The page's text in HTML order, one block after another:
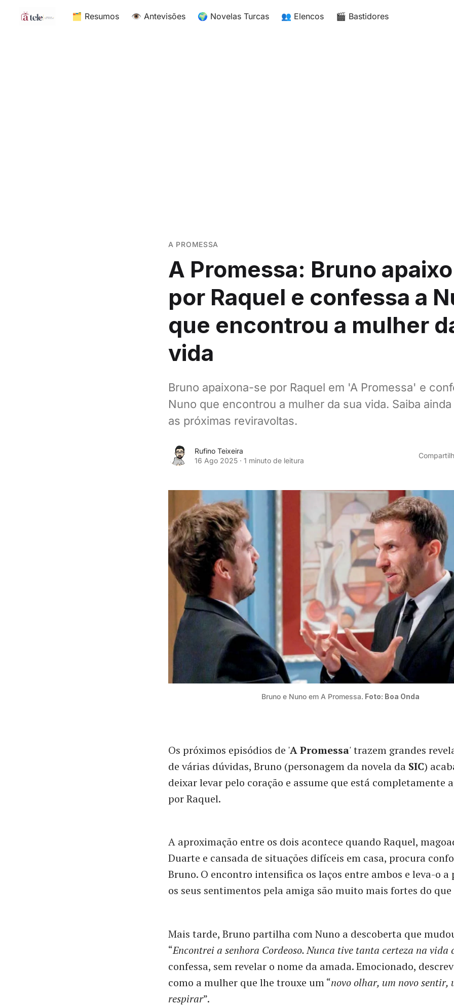
🗂 Resumos 👁 Antevisões 🌍 Novelas Turcas 👥 Elencos 🎬 Bastidores
A PROMESSA
A Promessa: Bruno
por Raquel e confessa a
que encontrou a mulher
vida
Bruno apaixona-se por Raquel em 'A Promessa' e
Nuno que encontrou a mulher da sua vida. Saiba
as próximas reviravoltas.
Rufino Teixeira
16 Ago 2025 · 1 minuto de leitura
Bruno e Nuno em A Promessa. Foto: Boa Onda
Os próximos episódios de 'A Promessa'trazem grandes
de várias dúvidas, Bruno (personagem da novela da SIC)
deixar levar pelo coração e assume que está completamente
por Raquel.
A aproximação entre os dois acontece quando Raquel,
Duarte e cansada de situações difíceis em casa, procura
Bruno. O encontro intensifica os laços entre ambos e leva-o a
os seus sentimentos pela amiga são muito mais fortes do
Mais tarde, Bruno partilha com Nuno a descoberta que
“Encontrei a senhora Cordeoso. Nunca tive tanta certeza na vida
confessa, sem revelar o nome da amada. Emocionado,
como a mulher que lhe trouxe um “novo olhar, um novo sentir,
respirar”.